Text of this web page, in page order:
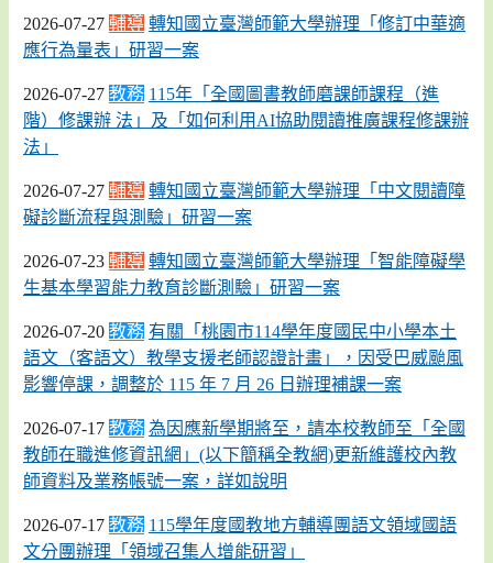
2026-07-27 輔導 轉知國立臺灣師範大學辦理「修訂中華適
應行為量表」研習一案
2026-07-27 教務 115年「全國圖書教師磨課師課程（進
階）修課辦 法」及「如何利用AI協助閱讀推廣課程修課辦
法」
2026-07-27 輔導 轉知國立臺灣師範大學辦理「中文閱讀障
礙診斷流程與測驗」研習一案
2026-07-23 輔導 轉知國立臺灣師範大學辦理「智能障礙學
生基本學習能力教育診斷測驗」研習一案
2026-07-20 教務 有關「桃園市114學年度國民中小學本土
語文（客語文）教學支援老師認證計畫」，因受巴威颱風
影響停課，調整於 115 年 7 月 26 日辦理補課一案
2026-07-17 教務 為因應新學期將至，請本校教師至「全國
教師在職進修資訊網」(以下簡稱全教網)更新維護校內教
師資料及業務帳號一案，詳如說明
2026-07-17 教務 115學年度國教地方輔導團語文領域國語
文分團辦理「領域召集人增能研習」